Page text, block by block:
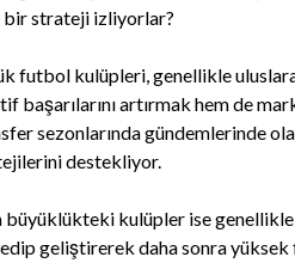
bir strateji izliyorlar?
futbol kulüpleri, genellikle
başarılarını artırmak hem de
sezonlarında gündemlerinde
destekliyor.
kulüpler ise genellikle
geliştirerek daha sonra